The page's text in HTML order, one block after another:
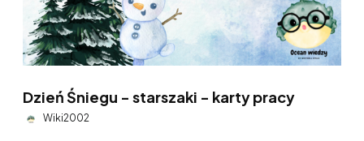
Dzień Śniegu - starszaki - karty pracy
Wiki2002